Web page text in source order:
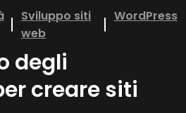
Sviluppo siti
web
WordPress
degli
creare siti